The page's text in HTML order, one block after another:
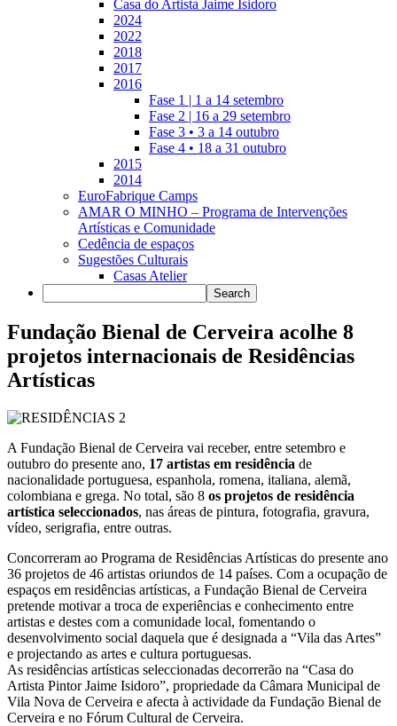
Casa do Artista Jaime Isidoro
2024
2022
2018
2017
2016
Fase 1 | 1 a 14 setembro
Fase 2 | 16 a 29 setembro
Fase 3 • 3 a 14 outubro
Fase 4 • 18 a 31 outubro
2015
2014
EuroFabrique Camps
AMAR O MINHO – Programa de Intervenções
Artísticas e Comunidade
Cedência de espaços
Sugestões Culturais
Casas Atelier
Fundação Bienal de Cerveira acolhe 8
projetos internacionais de Residências
Artísticas
A Fundação Bienal de Cerveira vai receber, entre setembro e
outubro do presente ano, 17 artistas em residência de
nacionalidade portuguesa, espanhola, romena, italiana, alemã,
colombiana e grega. No total, são 8 os projetos de residência
artística seleccionados, nas áreas de pintura, fotografia, gravura,
vídeo, serigrafia, entre outras.
Concorreram ao Programa de Residências Artísticas do presente ano
36 projetos de 46 artistas oriundos de 14 países. Com a ocupação de
espaços em residências artísticas, a Fundação Bienal de Cerveira
pretende motivar a troca de experiências e conhecimento entre
artistas e destes com a comunidade local, fomentando o
desenvolvimento social daquela que é designada a “Vila das Artes”
e projectando as artes e cultura portuguesas.
As residências artísticas seleccionadas decorrerão na “Casa do
Artista Pintor Jaime Isidoro”, propriedade da Câmara Municipal de
Vila Nova de Cerveira e afecta à actividade da Fundação Bienal de
Cerveira e no Fórum Cultural de Cerveira.